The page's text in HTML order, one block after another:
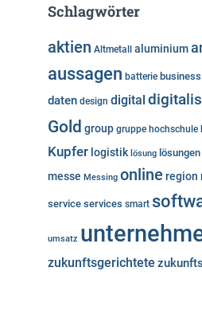
Schlagwörter
aktien Altmetall aluminium
aussagen batterie business
daten design digital
Gold group gruppe hochschule
Kupfer logistik lösung lösungen
messe Messing online region
service services smart
umsatz
zukunftsgerichtete